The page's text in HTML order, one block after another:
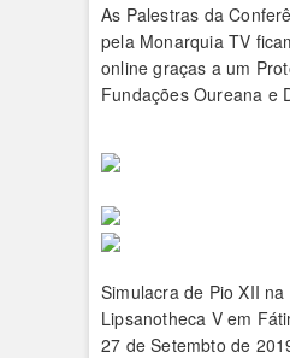
As Palestras da
pela Monarquia TV
online graças a um
Fundações Oureana e
Simulacra de Pio XII na
Lipsanotheca V em
27 de Setembto de